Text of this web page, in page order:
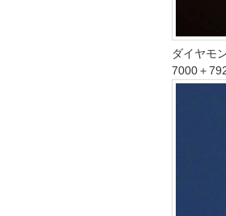
ダイヤモ
7000＋